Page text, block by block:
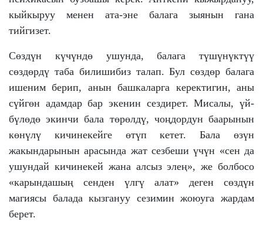
кыйкыруу менен ата-эне балага зыянын гана
тийгизет.
Сөздүн күчүндө ушунда, балага түшүнүктүү
сөздөрдү таба билишибиз талап. Бул сөздөр балага
ишеним берип, анын башкаларга керектигин, аны
сүйгөн адамдар бар экенин сездирет. Мисалы, үй-
бүлөдө экинчи бала төрөлдү, чоңдордун баарынын
көнүлү кичинекейге өтүп кетет. Бала өзүн
жакындарынын арасында жат сезбеши үчүн «сен да
ушундай кичинекей жана алсыз элең», же болбосо
«карындашың сенден үлгү алат» деген сөздүн
магиясы балада кызгануу сезимин жоюуга жардам
берет.